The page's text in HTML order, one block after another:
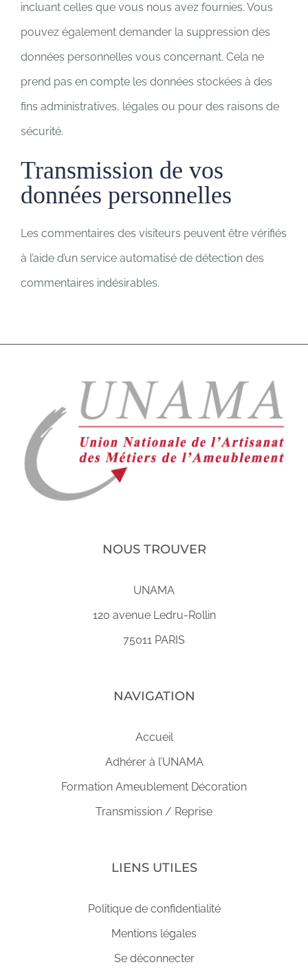
incluant celles que vous nous avez fournies. Vous
pouvez également demander la suppression des
données personnelles vous concernant. Cela ne
prend pas en compte les données stockées à des
fins administratives, légales ou pour des raisons de
sécurité.
Transmission de vos
données personnelles
Les commentaires des visiteurs peuvent être vérifiés
à l’aide d’un service automatisé de détection des
commentaires indésirables.
NOUS TROUVER
UNAMA
120 avenue Ledru-Rollin
75011 PARIS
NAVIGATION
Accueil
Adhérer à l’UNAMA
Formation Ameublement Décoration
Transmission / Reprise
LIENS UTILES
Politique de confidentialité
Mentions légales
Se déconnecter